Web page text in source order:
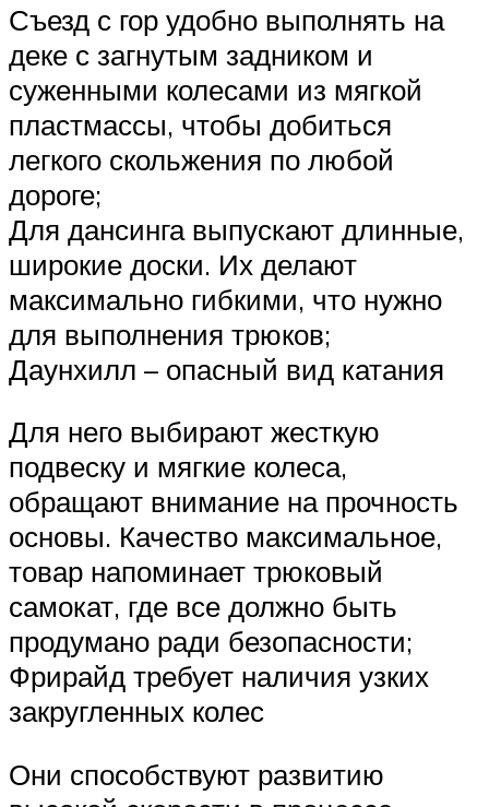
Съезд с гор удобно выполнять на
деке с загнутым задником и
суженными колесами из мягкой
пластмассы, чтобы добиться
легкого скольжения по любой
дороге;
Для дансинга выпускают длинные,
широкие доски. Их делают
максимально гибкими, что нужно
для выполнения трюков;
Даунхилл – опасный вид катания
Для него выбирают жесткую
подвеску и мягкие колеса,
обращают внимание на прочность
основы. Качество максимальное,
товар напоминает трюковый
самокат, где все должно быть
продумано ради безопасности;
Фрирайд требует наличия узких
закругленных колес
Они способствуют развитию